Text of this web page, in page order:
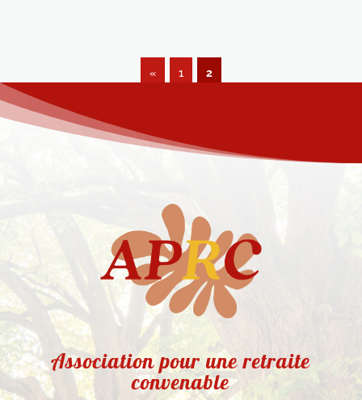
« 1 2
Association pour une retraite
convenable